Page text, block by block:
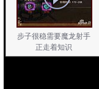
步子很稳需要魔龙射手
正走着知识